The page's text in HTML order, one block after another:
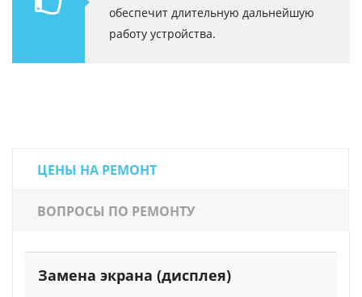
обеспечит длительную дальнейшую
работу устройства.
ЦЕНЫ НА РЕМОНТ
ВОПРОСЫ ПО РЕМОНТУ
Замена экрана (дисплея)